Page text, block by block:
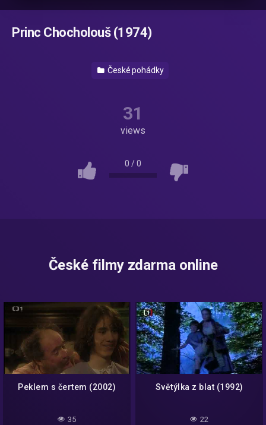
Princ Chocholouš (1974)
České pohádky
31
views
0 /0
České filmy zdarma online
Peklem s čertem (2002)
35
Světýlka z blat (1992)
22